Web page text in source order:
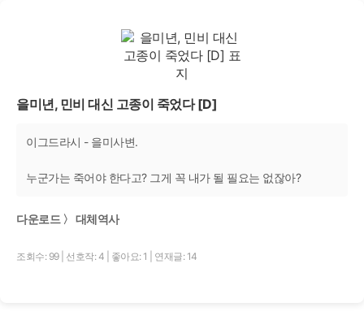
을미년, 민비 대신 고종이 죽었다 [D]
이그드라시 - 을미사변.
누군가는 죽어야 한다고? 그게 꼭 내가 될 필요는 없잖아?
다운로드 〉 대체역사
조회수: 99 선호작: 4 좋아요: 1 연재글: 14